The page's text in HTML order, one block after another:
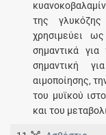
της
χρησιμεύει
σημαντικά
σημαντική
αιμοποίησης,
του μυϊκού
και του